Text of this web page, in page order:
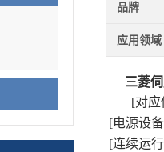
品牌
应用领域
三菱
[对应
[电源设
[连续运